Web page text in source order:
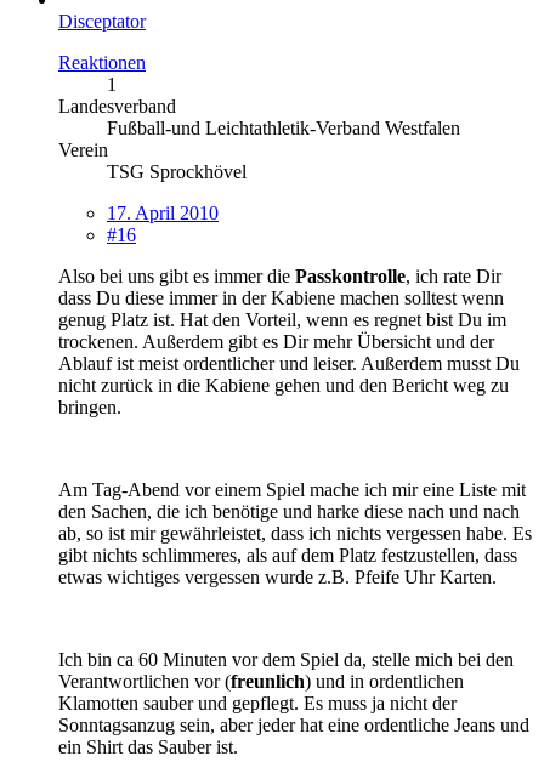
Disceptator
Reaktionen
1
Landesverband
Fußball-und Leichtathletik-Verband Westfalen
Verein
TSG Sprockhövel
17. April 2010
#16
Also bei uns gibt es immer die Passkontrolle, ich rate Dir
dass Du diese immer in der Kabiene machen solltest wenn
genug Platz ist. Hat den Vorteil, wenn es regnet bist Du im
trockenen. Außerdem gibt es Dir mehr Übersicht und der
Ablauf ist meist ordentlicher und leiser. Außerdem musst Du
nicht zurück in die Kabiene gehen und den Bericht weg zu
bringen.
Am Tag-Abend vor einem Spiel mache ich mir eine Liste mit
den Sachen, die ich benötige und harke diese nach und nach
ab, so ist mir gewährleistet, dass ich nichts vergessen habe. Es
gibt nichts schlimmeres, als auf dem Platz festzustellen, dass
etwas wichtiges vergessen wurde z.B. Pfeife Uhr Karten.
Ich bin ca 60 Minuten vor dem Spiel da, stelle mich bei den
Verantwortlichen vor (freunlich) und in ordentlichen
Klamotten sauber und gepflegt. Es muss ja nicht der
Sonntagsanzug sein, aber jeder hat eine ordentliche Jeans und
ein Shirt das Sauber ist.